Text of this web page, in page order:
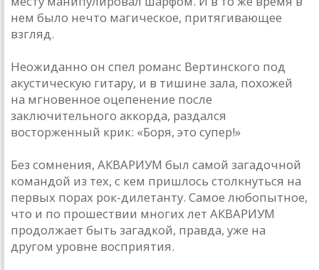
нем было нечто магическое, притягивающее
взгляд.
Неожиданно он спел романс Вертинского под
акустическую гитару, и в тишине зала, похожей
на мгновенное оцепенение после
заключительного аккорда, раздался
восторженный крик: «Боря, это супер!»
Без сомнения, АКВАРИУМ был самой загадочной
командой из тех, с кем пришлось столкнуться на
первых порах рок-дилетанту. Самое любопытное,
что и по прошествии многих лет АКВАРИУМ
продолжает быть загадкой, правда, уже на
другом уровне восприятия.